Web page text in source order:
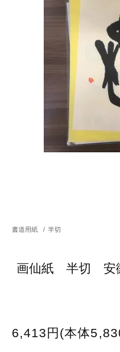
書道用紙 / 半切
画仙紙 半切 安
6,413円(本体